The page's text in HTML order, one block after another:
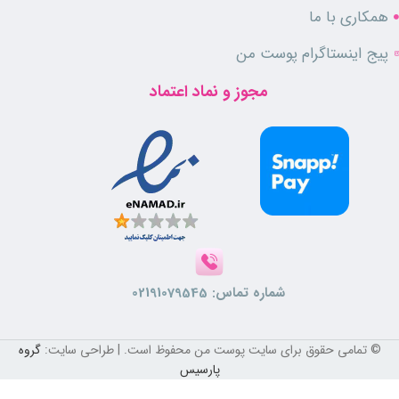
روز از بوی خوشبو و خوشایند آن بهره‌برده و حس تازگی و شادابی را تجربه
ماندگاری بالا
پخش بوی مناسب
مناسب برای همه‌ی مناسبت‌ها
اسپری گودگرل بیو استار مناسب برای همه‌ی مناسبت‌ها است. برای روزهای
عادی، جشن‌ها، مراسم‌ها و حتی روزهای خاص، این اسپری با بوی خوشبو و
جذاب خود می‌تواند شما را همراهی کند و لحظات شما را بهتر کند.
برای خرید اسپری گودگرل زنانه از برند بیو استار، می‌توانید به فروشگاه‌های
همکاری با ما
پیج اینستاگرام پوست من
مجوز و نماد اعتماد
شماره تماس: 02191079545
© تمامی حقوق برای سایت پوست من محفوظ است. | طراحی سایت:گروه
پارسیس